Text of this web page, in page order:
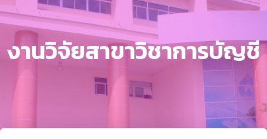
งานวิจัยสาขาวิชาการบัญชี